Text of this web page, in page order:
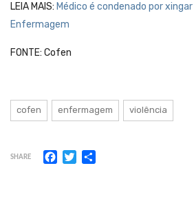
LEIA MAIS: Médico é condenado por
Enfermagem
FONTE: Cofen
cofen enfermagem violência
SHARE Facebook
Twitter